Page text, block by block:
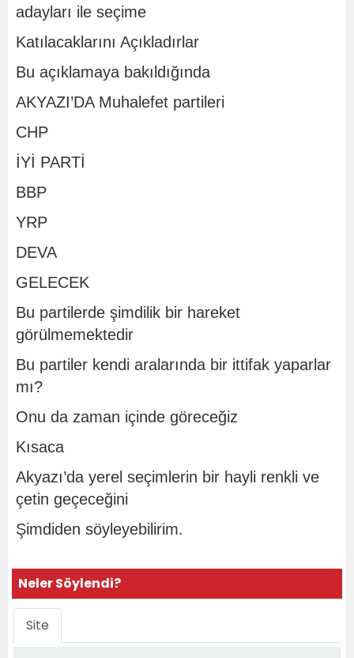
adayları ile seçime
Katılacaklarını Açıkladırlar
Bu açıklamaya bakıldığında
AKYAZI’DA Muhalefet partileri
CHP
İYİ PARTİ
BBP
YRP
DEVA
GELECEK
Bu partilerde şimdilik bir hareket
görülmemektedir
Bu partiler kendi aralarında bir ittifak yaparlar
mı?
Onu da zaman içinde göreceğiz
Kısaca
Akyazı’da yerel seçimlerin bir hayli renkli ve
çetin geçeceğini
Şimdiden söyleyebilirim.
Neler Söylendi?
Site